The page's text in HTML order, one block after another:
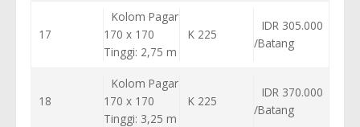
17
Kolom Pagar
170 x 170
Tinggi: 2,75 m
K 225
IDR 305.000
/Batang
18
Kolom Pagar
170 x 170
Tinggi: 3,25 m
K 225
IDR 370.000
/Batang